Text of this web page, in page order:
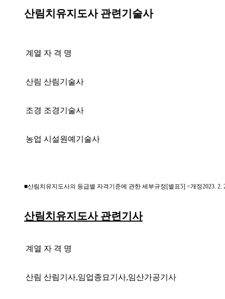
산림치유지도사 관련기술사
계열 자 격 명
산림 산림기술사
조경 조경기술사
농업 시설원예기술사
■산림치유지도사의 등급별 자격기준에 관한 세부규정[별표5] <개정2023. 2.
산림치유지도사 관련기사
계열 자 격 명
산림 산림기사,임업종묘기사,임산가공기사